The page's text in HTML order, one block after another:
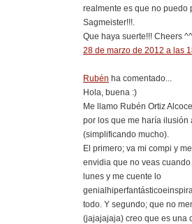
realmente es que no puedo
Sagmeister!!!.
Que haya suerte!!! Cheers ^^
28 de marzo de 2012 a las
Rubén ha comentado...
Hola, buena :)
Me llamo Rubén Ortiz
por los que me haría ilusión
(simplificando mucho).
El primero; va mi compi y
envidia que no veas
lunes y me cuente lo
todo. Y segundo; que no
(jajajajaja) creo que es una